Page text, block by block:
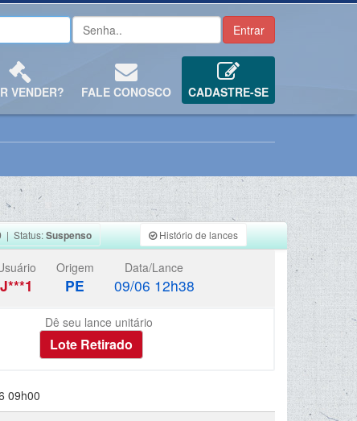
VENDER? FALE CONOSCO CADASTRE-SE
| Status:Suspenso Histório de lances
J***1
Origem
PE
Data/Lance
09/06 12h38
Dê seu lance unitário
09h00